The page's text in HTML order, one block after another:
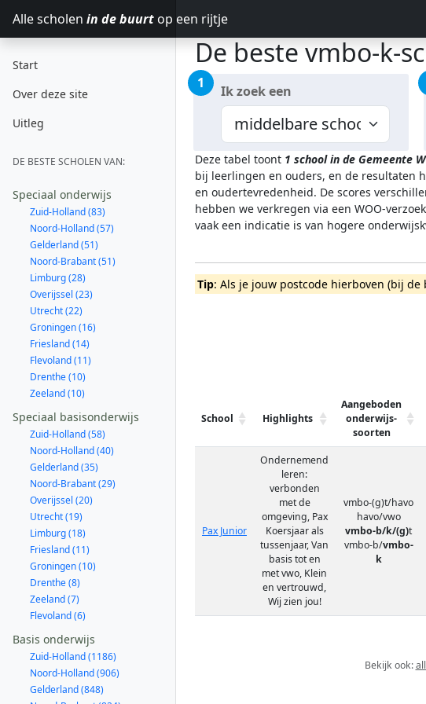
Alle scholen in de buurt op een rijtje
Start
Over deze site
Uitleg
DE BESTE SCHOLEN VAN:
Speciaal onderwijs
Zuid-Holland (83)
Noord-Holland (57)
Gelderland (51)
Noord-Brabant (51)
Limburg (28)
Overijssel (23)
Utrecht (22)
Groningen (16)
Friesland (14)
Flevoland (11)
Drenthe (10)
Zeeland (10)
Speciaal basisonderwijs
Zuid-Holland (58)
Noord-Holland (40)
Gelderland (35)
Noord-Brabant (29)
Overijssel (20)
Utrecht (19)
Limburg (18)
Friesland (11)
Groningen (10)
Drenthe (8)
Zeeland (7)
Flevoland (6)
Basis onderwijs
Zuid-Holland (1186)
Noord-Holland (906)
Gelderland (848)
De beste vmbo-k-
1 Ik zoek een
Deze tabel toont 1 school in de Gemeente
bij leerlingen en ouders, en de resultaten
en oudertevredenheid. De scores
hebben we verkregen via een WOO-
vaak een indicatie is van hogere
Tip: Als je jouw postcode hierboven (bij
School Highlights
Aangeboden
onderwijs-
soorten
Pax Junior
Ondernemend
leren:
verbonden
met de
omgeving, Pax
Koersjaar als
tussenjaar, Van
basis tot en
met vwo, Klein
en vertrouwd,
Wij zien jou!
vmbo-(g)t/havo
havo/vwo
vmbo-b/k/(g)t
vmbo-b/vmbo-
k
Bekijk ook: